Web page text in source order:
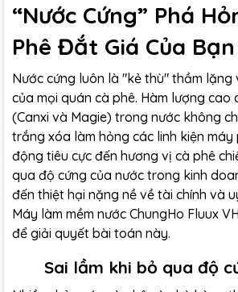
“Nước Cứng” Phá
Phê Đắt Giá Của Bạn
Nước cứng luôn là "kẻ thù" thầm
của mọi quán cà phê. Hàm lượng cao
(Canxi và Magie) trong nước không
trắng xóa làm hỏng các linh kiện máy
động tiêu cực đến hương vị cà phê
qua độ cứng của nước trong kinh
đến thiệt hại nặng nề về tài chính và
Máy làm mềm nước ChungHo Fluux
để giải quyết bài toán này.
Sai lầm khi bỏ qua độ